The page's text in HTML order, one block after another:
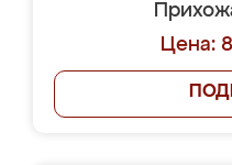
Цена: